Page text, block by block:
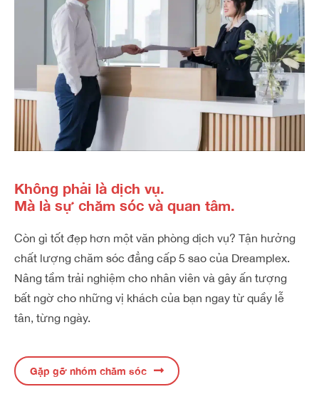
Không phải là dịch vụ.
Mà là sự chăm sóc và quan tâm.
Còn gì tốt đẹp hơn một văn phòng dịch vụ? Tận hưởng
chất lượng chăm sóc đẳng cấp 5 sao của Dreamplex.
Nâng tầm trải nghiệm cho nhân viên và gây ấn tượng
bất ngờ cho những vị khách của bạn ngay từ quầy lễ
tân, từng ngày.
Gặp gỡ nhóm chăm sóc